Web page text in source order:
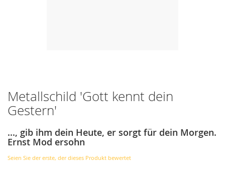
Metallschild 'Gott kennt dein
Gestern'
..., gib ihm dein Heute, er sorgt für dein Morgen.
Ernst Mod ersohn
Seien Sie der erste, der dieses Produkt bewertet
Zum
Anfang
der
springen